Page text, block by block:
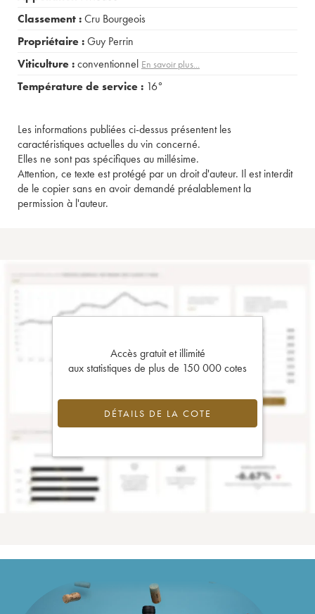
Classement :Cru Bourgeois
Propriétaire :Guy Perrin
Viticulture :conventionnel En savoir plus...
Température de service : 16°
Les informations publiées ci-dessus présentent les
caractéristiques actuelles du vin concerné.
Elles ne sont pas spécifiques au millésime.
Attention, ce texte est protégé par un droit d'auteur. Il est interdit
de le copier sans en avoir demandé préalablement la
permission à l'auteur.
Accès gratuit et illimité
aux statistiques de plus de 150 000 cotes
DÉTAILS DE LA COTE